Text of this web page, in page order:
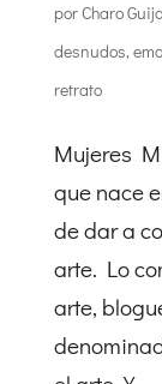
porCharo
desnudos,
retrato
Mujeres
que nace
de dar a
arte. Lo
arte,